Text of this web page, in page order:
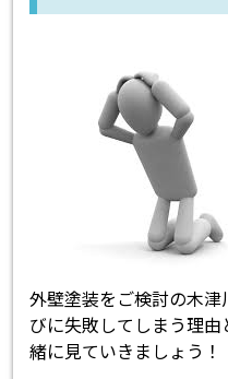
外壁塗装をご検討の木
びに失敗してしまう理
緒に見ていきましょう！